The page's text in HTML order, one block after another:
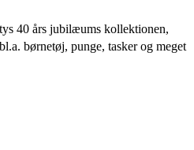
40 års jubilæums kollektionen,
børnetøj, punge, tasker og meget